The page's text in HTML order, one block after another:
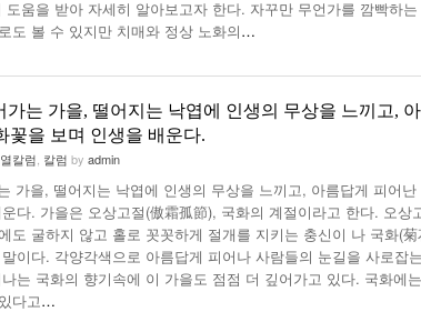
도움을 받아 자세히 알아보고자 한다. 자꾸만 무언가를 깜빡하는
도 볼 수 있지만 치매와 정상 노화의…
가는 가을, 떨어지는 낙엽에 인생의 무상을 느끼고, 아
꽃을 보며 인생을 배운다.
칼럼 칼럼 by admin
가을, 떨어지는 낙엽에 인생의 무상을 느끼고, 아름답게 피어난
다. 가을은 오상고절(傲霜孤節), 국화의 계절이라고 한다. 오상
도 굴하지 않고 홀로 꼿꼿하게 절개를 지키는 충신이 나 국화(菊
이다. 각양각색으로 아름답게 피어나 사람들의 눈길을 사로잡는
는 국화의 향기속에 이 가을도 점점 더 깊어가고 있다. 국화에는
다고…